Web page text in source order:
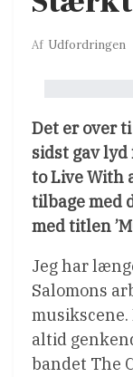
Af Udfordringen
Det er over
sidst gav lyd
to Live With
tilbage med
med titlen
Jeg har
Salomons
altid
bandet The